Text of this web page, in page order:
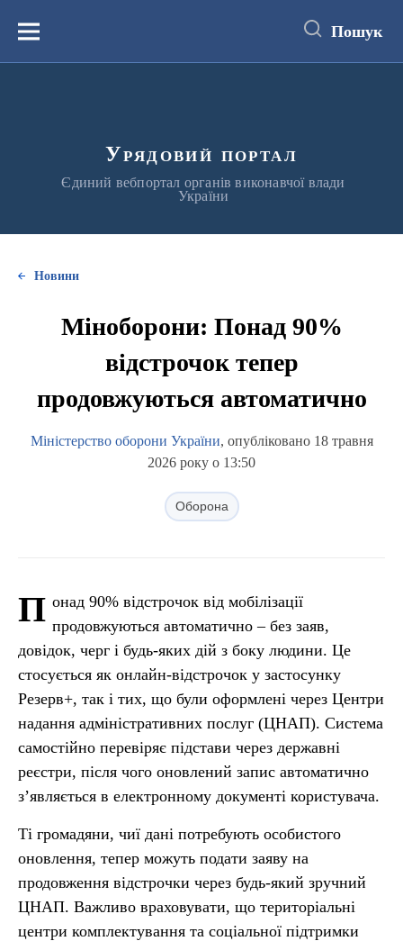
вмістуМеню Пошук
Урядовий портал
Єдиний вебпортал органів виконавчої влади
України
Новини
Міноборони: Понад 90%
відстрочок тепер
продовжуються автоматично
Міністерство оборони України, опубліковано 18 травня
2026 року о 13:50
Оборона
П онад 90% відстрочок від мобілізації
продовжуються автоматично – без заяв,
довідок, черг і будь-яких дій з боку людини. Це
стосується як онлайн-відстрочок у застосунку
Резерв+, так і тих, що були оформлені через Центри
надання адміністративних послуг (ЦНАП). Система
самостійно перевіряє підстави через державні
реєстри, після чого оновлений запис автоматично
з’являється в електронному документі користувача.
Ті громадяни, чиї дані потребують особистого
оновлення, тепер можуть подати заяву на
продовження відстрочки через будь-який зручний
ЦНАП. Важливо враховувати, що територіальні
центри комплектування та соціальної підтримки